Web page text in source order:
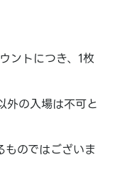
ントにつき、1枚
外の入場は不可と
ものではございま